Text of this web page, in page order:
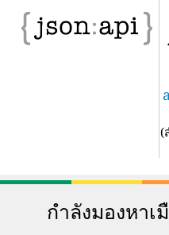
(
กำลังมองหาเ